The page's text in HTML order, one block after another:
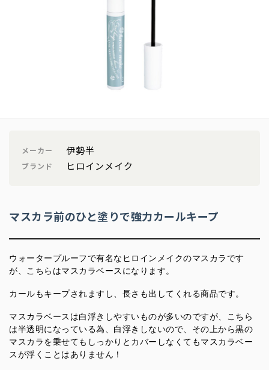
メーカー 伊勢半
ブランド ヒロインメイク
マスカラ前のひと塗りで強力カールキープ
ウォータープルーフで有名なヒロインメイクのマスカラです
が、こちらはマスカラベースになります。
カールもキープされますし、長さも出してくれる商品です。
マスカラベースは白浮きしやすいものが多いのですが、こちら
は半透明になっている為、白浮きしないので、その上から黒の
マスカラを乗せてもしっかりとカバーしなくてもマスカラベー
スが浮くことはありません！